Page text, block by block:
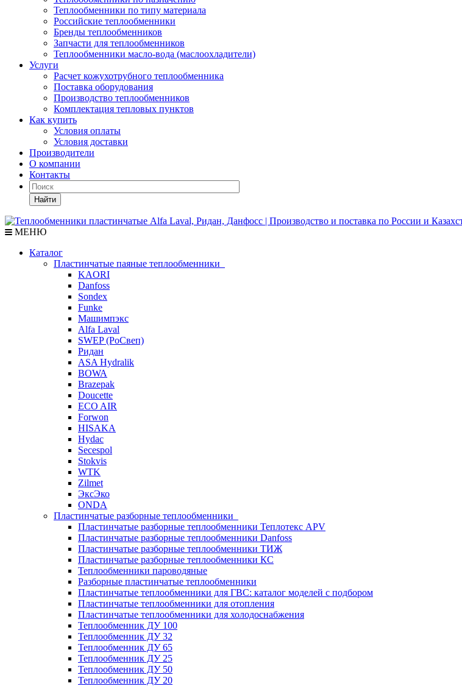
Теплообменники по типу материала
Российские теплообменники
Бренды теплообменников
Запчасти для теплообменников
Теплообменники масло-вода (маслоохладители)
Услуги
Расчет кожухотрубного теплообменника
Поставка оборудования
Производство теплообменников
Комплектация тепловых пунктов
Как купить
Условия оплаты
Условия доставки
Производители
О компании
Контакты
Найти
МЕНЮ
Каталог
Пластинчатые паяные теплообменники
KAORI
Danfoss
Sondex
Funke
Машимпэкс
Alfa Laval
SWEP (РоСвеп)
Ридан
ASA Hydralik
BOWA
Brazepak
Doucette
ECO AIR
Forwon
HISAKA
Hydac
Secespol
Stokvis
WTK
Zilmet
ЭксЭко
ONDA
Пластинчатые разборные теплообменники
Пластинчатые разборные теплообменники Теплотекс APV
Пластинчатые разборные теплообменники Danfoss
Пластинчатые разборные теплообменники ТИЖ
Пластинчатые разборные теплообменники КC
Теплообменники пароводяные
Разборные пластинчатые теплообменники
Пластинчатые теплообменники для ГВС: каталог моделей с подбором
Пластинчатые теплообменники для отопления
Пластинчатые теплообменники для холодоснабжения
Теплообменник ДУ 100
Теплообменник ДУ 32
Теплообменник ДУ 65
Теплообменник ДУ 25
Теплообменник ДУ 50
Теплообменник ДУ 20